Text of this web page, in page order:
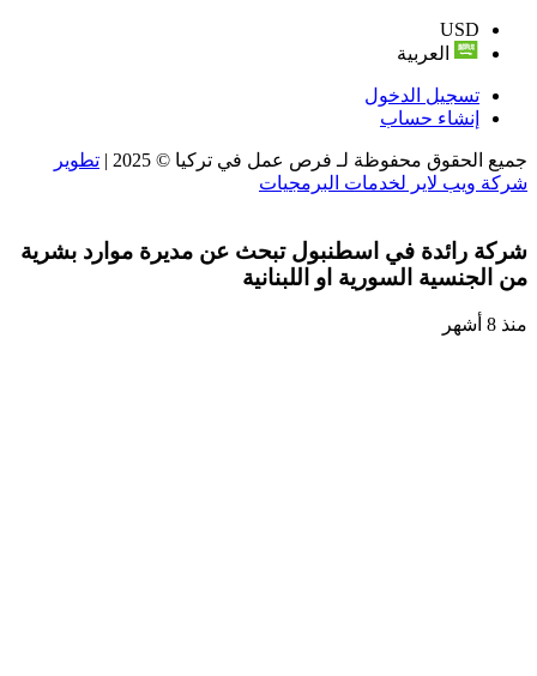
USD
العربية
تسجيل الدخول
إنشاء حساب
جميع الحقوق محفوظة لـ فرص عمل في تركيا © 2025 |
تطوير
شركة ويب لاير لخدمات البرمجيات
شركة رائدة في اسطنبول تبحث عن مديرة موارد بشرية
من الجنسية السورية او اللبنانية
منذ 8 أشهر